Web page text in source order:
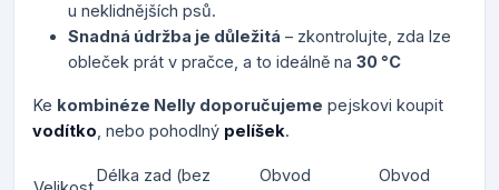
u neklidnějších psů.
Snadná údržba je důležitá – zkontrolujte, zda lze
obleček prát v pračce, a to ideálně na 30 °C
Ke kombinéze Nelly doporučujeme pejskovi koupit
vodítko , nebo pohodlný pelíšek.
Délka zad (bez Obvod Obvod